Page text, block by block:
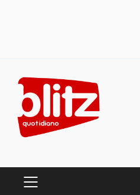
content
PRIMARY